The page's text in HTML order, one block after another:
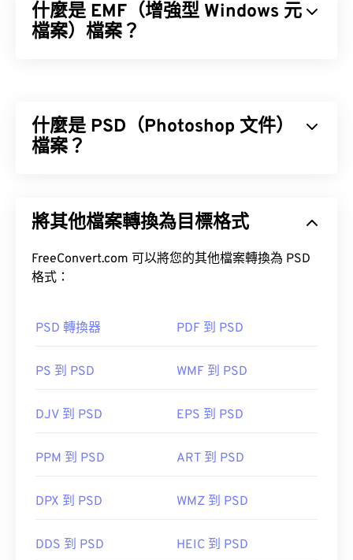
什麼是 EMF（增強型 Windows 元
檔案）檔案？
式是CorelDraw Graphics Suite 。在 macOS 系統
上，可以嘗試使用
其他可嘗試的檢視器包括：PhotoFiltre Studio
首次發布：1992
什麼是 PSD（Photoshop 文件）
檔案？
雜的圖形設計程式。
如何開啟 PSD 檔案？
GNU 影像處理程式（也稱為 GIMP）是 Adobe 產品
用。為了解決這個問題，PSD 通常會轉換為可以壓
轉換為 JPEG
將其他檔案轉換為目標格式
FreeConvert.com 可以將您的其他檔案轉換為 PSD
格式：
PSD 轉換器 PDF 到 PSD
PS 到 PSD WMF 到 PSD
DJV 到 PSD EPS 到 PSD
PPM 到 PSD ART 到 PSD
DPX 到 PSD WMZ 到 PSD
DDS 到 PSD HEIC 到 PSD